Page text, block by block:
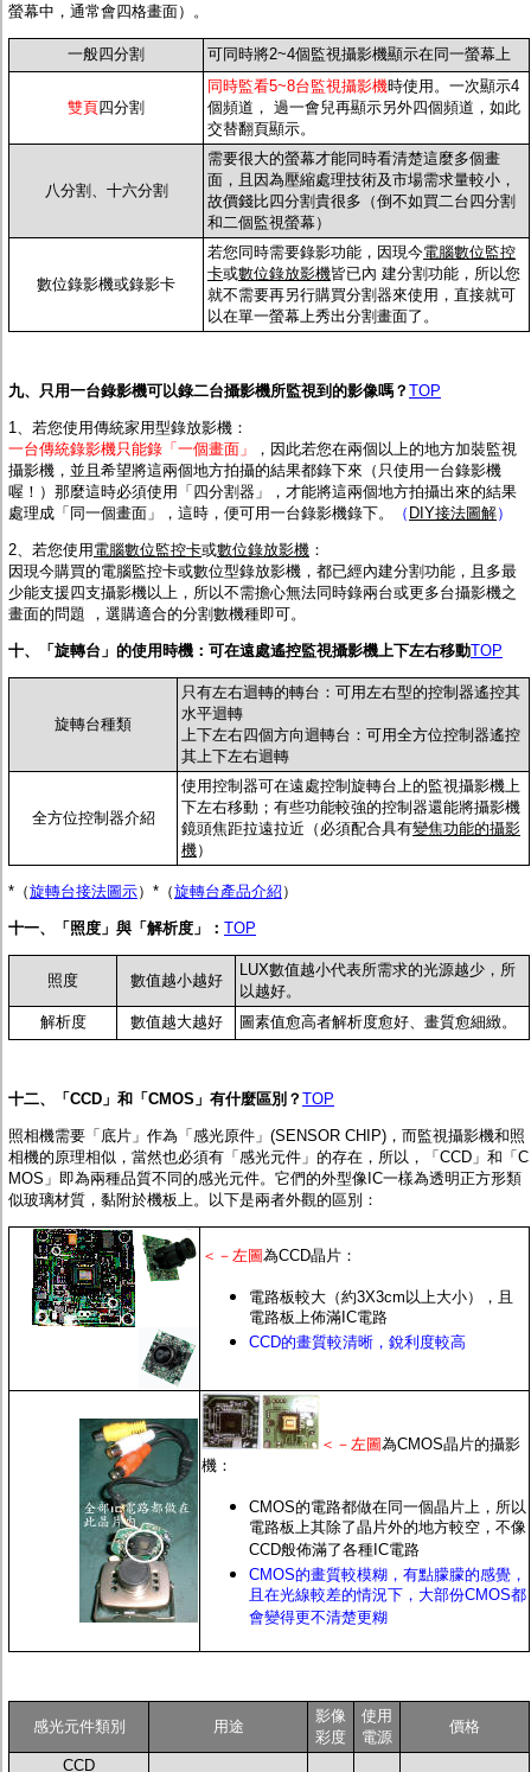
螢幕中，通常會四格畫面）。
一般四分割 可同時將2~4個監視攝影機顯示在同一螢幕上
雙頁四分割
同時監看5~8台監視攝影機時使用。 一次顯示4
個頻道， 過一會兒再顯示另外四個頻道，如此
交替翻頁顯示。
八分割、十六分割
需要很大的螢幕才能同時看清楚這麼多個畫
面，且因為壓縮處理技術及市場需求量較小，
故價錢比四分割貴很多（倒不如買二台四分割
和二個監視螢幕）
數位錄影機或錄影卡
若您同時需要錄影功能，因現今電腦數位監控
卡或數位錄放影機皆已內 建分割功能，所以您
就不需要再另行購買分割器來使用，直接就可
以在單一螢幕上秀出分割畫面了。
九、只用一台錄影機可以錄二台攝影機所監視到的影像嗎？ TOP
1、若您使用傳統家用型錄放影機 ：
一台傳統錄影機只能錄「一個畫面」
，因此若您在兩個以上的地方加裝監視
攝影機，並且希望將這兩個地方拍攝的結果都錄下來（只使用一台錄影機
喔！）那麼這時必須使用「四分割器」，才能將這兩個地方拍攝出來的結果
處理成「同一個畫面」，這時，便可用一台錄影機錄下。
（ DIY接法圖解）
2、若您使用 電腦數位監控卡或數位錄放影機 ：
因現今購買的電腦監控卡或數位型錄放影機，都已經內建分割功能，且多最
少能支援四支攝影機以上，所以不需擔心無法同時錄兩台或更多台攝影機之
畫面的問題 ，選購適合的分割數機種即可。
十、「旋轉台」的使用時機：可在遠處遙控監視攝影機上下左右移動TOP
旋轉台種類
只有左右迴轉的轉台：可用左右型的控制器遙控其
水平迴轉
上下左右四個方向迴轉台：可用全方位控制器遙控
其上下左右迴轉
全方位控制器介紹
使用控制器可在遠處控制旋轉台上的監視攝影機上
下左右移動；有些功能較強的控制器還能將攝影機
鏡頭焦距拉遠拉近（必須配合具有變焦功能的攝影
機）
*（旋轉台接法圖示）*（旋轉台產品介紹 ）
十一、「照度」與「解析度」： TOP
照度 數值越小越好
LUX數值越小代表所需求的光源越少，所
以越好。
解析度
數值越大越好 圖素值愈高者解析度愈好、畫質愈細緻。
十二、「CCD」和「CMOS」有什麼區別？ TOP
照相機需要「底片」作為「感光原件」(SENSOR CHIP)，而監視攝影機和照
相機的原理相似，當然也必須有 「感光元件」的存在，所以，「CCD」和「C
MOS」即為兩種品質不同的感光元件。它們的外型像IC一樣為透明正方形類
似玻璃材質，黏附於機板上。以下是兩者外觀的區別：
＜－左圖為CCD晶片：
電路板較大（約3X3cm以上大小），且
電路板上佈滿IC電路
CCD的畫質較清晰，銳利度較高
＜－左圖為CMOS晶片的攝影
機：
CMOS的電路都做在同一個晶片上，所以
電路板上其除了晶片外的地方較空，不像
CCD般佈滿了各種IC電路
CMOS的畫質較模糊，有點朦朦的感覺，
且在光線較差的情況下，大部份CMOS都
會變得更不清楚更糊
感光元件類別 用途
影像
彩度
使用
電源
價格
CCD